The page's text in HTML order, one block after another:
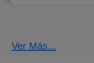
Ver Más...